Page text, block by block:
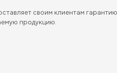
своим клиентам гарантию
продукцию.